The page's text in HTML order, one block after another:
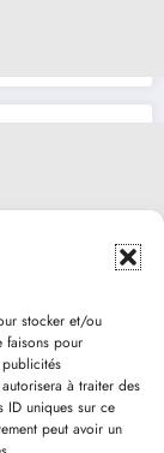
stocker et/ou
faisons pour
à traiter des
ID uniques sur ce
peut avoir un